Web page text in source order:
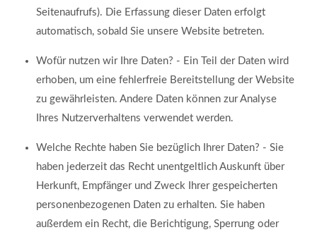
Seitenaufrufs). Die Erfassung dieser Daten erfolgt
automatisch, sobald Sie unsere Website betreten.
Wofür nutzen wir Ihre Daten? - Ein Teil der Daten wird
erhoben, um eine fehlerfreie Bereitstellung der Website
zu gewährleisten. Andere Daten können zur Analyse
Ihres Nutzerverhaltens verwendet werden.
Welche Rechte haben Sie bezüglich Ihrer Daten? - Sie
haben jederzeit das Recht unentgeltlich Auskunft über
Herkunft, Empfänger und Zweck Ihrer gespeicherten
personenbezogenen Daten zu erhalten. Sie haben
außerdem ein Recht, die Berichtigung, Sperrung oder
Modern & Simple
Lorem ipsum dolor sit amet, consectetuer adipiscing
elit. Aenean commodo ligula eget dolor.